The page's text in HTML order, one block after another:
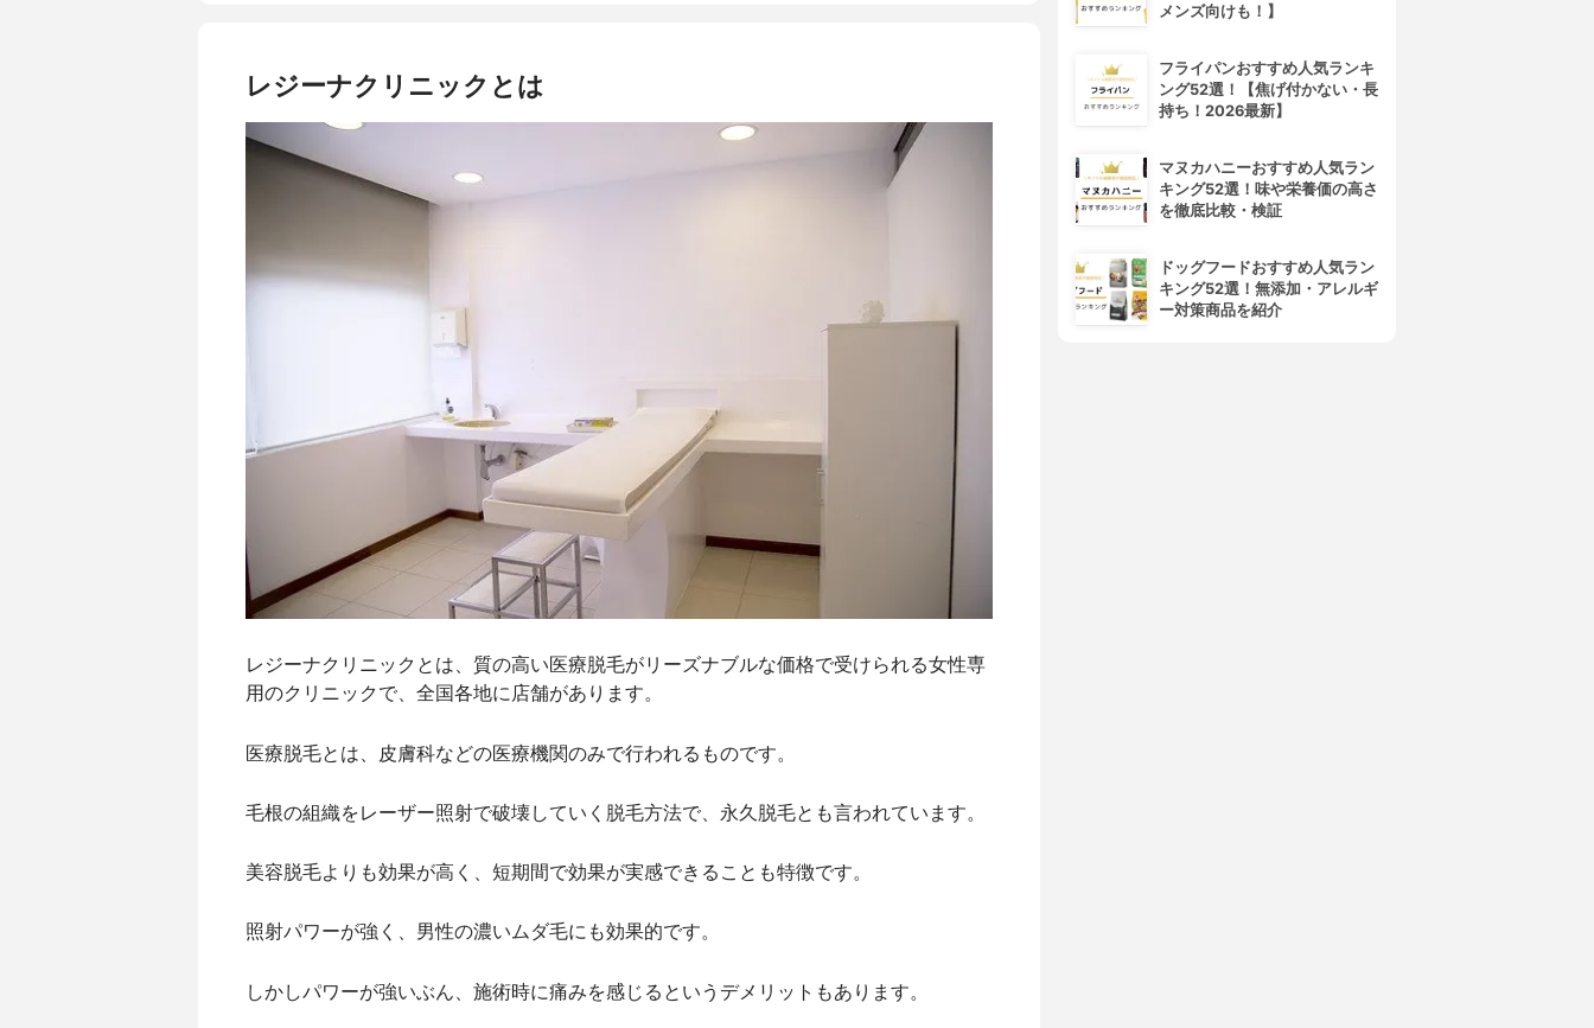
1回あたりの施術時間
最短90分
脱毛完了までの回数
通うペース
対応部位：脇
対応部位：脚
なし
あり
対応部位：腕
あり
対応部位：胸
あり
対応部位：腰
あり
店舗のある都道府県
北海道、宮城県、東京都、千葉県、神奈川県、埼玉県、京都府、大阪府、兵庫
店舗のある主要都市
札幌、仙台、上野、銀座、渋谷、新宿、表参道、池袋、吉祥寺、町田、千葉、
柏、横浜、大宮、四条河原、心斎橋、梅田、三宮、静岡、名古屋、広島、天神
営業時間（土日祝）
11:00〜20:00
予約方法
WEB、電話
利用者の主な年代
20代、30代
女性専門店
〇
保証
レジーナクリニックとは
レジーナクリニックとは、質の高い医療脱毛がリーズナブルな価格で受けられる女性専
用のクリニックで、全国各地に店舗があります。
医療脱毛とは、皮膚科などの医療機関のみで行われるものです。
毛根の組織をレーザー照射で破壊していく脱毛方法で、永久脱毛とも言われています。
美容脱毛よりも効果が高く、短期間で効果が実感できることも特徴です。
照射パワーが強く、男性の濃いムダ毛にも効果的です。
しかしパワーが強いぶん、施術時に痛みを感じるというデメリットもあります。
メンズ向けも！】
フライパンおすすめ人気ランキ
ング52選！【焦げ付かない・長
持ち！2026最新】
マヌカハニーおすすめ人気ラン
キング52選！味や栄養価の高さ
を徹底比較・検証
ドッグフードおすすめ人気ラン
キング52選！無添加・アレルギ
ー対策商品を紹介